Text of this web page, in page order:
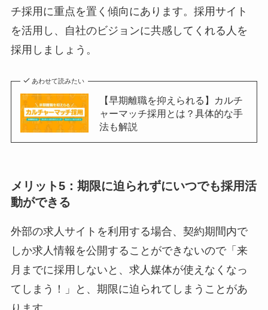
チ採用に重点を置く傾向にあります。採用サイト
を活用し、自社のビジョンに共感してくれる人を
採用しましょう。
あわせて読みたい
【早期離職を抑えられる】カルチ
ャーマッチ採用とは？具体的な手
法も解説
メリット5：期限に迫られずにいつでも採用活
動ができる
外部の求人サイトを利用する場合、契約期間内で
しか求人情報を公開することができないので「来
月までに採用しないと、求人媒体が使えなくなっ
てしまう！」と、期限に迫られてしまうことがあ